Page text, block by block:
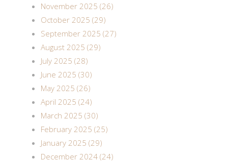
November 2025 (26)
October 2025 (29)
September 2025 (27)
August 2025 (29)
July 2025 (28)
June 2025 (30)
May 2025 (26)
April 2025 (24)
March 2025 (30)
February 2025 (25)
January 2025 (29)
December 2024 (24)